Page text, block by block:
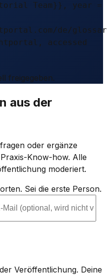
Team}}, year =
de/
accessed
freigegeben.
aus der
oder ergänze
Know-how. Alle
moderiert.
Sei die erste Person.
Veröffentlichung. Deine